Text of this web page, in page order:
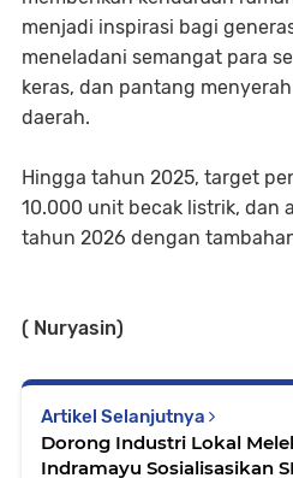
menjadi inspirasi bagi
meneladani semangat para
keras, dan pantang
daerah.
Hingga tahun 2025, target
10.000 unit becak listrik, dan
tahun 2026 dengan
( Nuryasin)
Artikel Selanjutnya
Dorong Industri Lokal
Indramayu Sosialisasikan